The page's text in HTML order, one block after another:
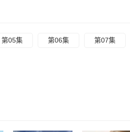
第05集 第06集 第07集